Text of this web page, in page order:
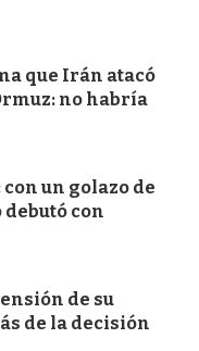
que Irán atacó
no habría
un golazo de
con
de su
de la decisión